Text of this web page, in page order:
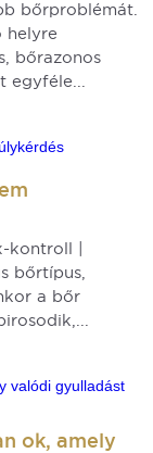
bőrproblémát.
helyre
bőrazonos
egyféle...
kontroll |
bőrtípus,
a bőr
ok, amely